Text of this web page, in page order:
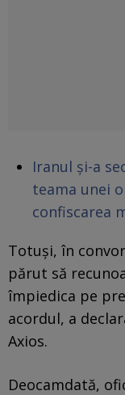
Iranul și-a
teama unei
confiscarea
Totuși, în
părut să
împiedica pe
acordul, a
Axios.
Deocamdată,